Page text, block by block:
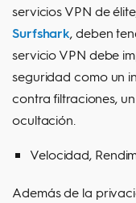
servicios VPN de
Surfshark, deben
servicio VPN debe
seguridad como un
contra filtraciones,
ocultación.
Velocidad,
Además de la